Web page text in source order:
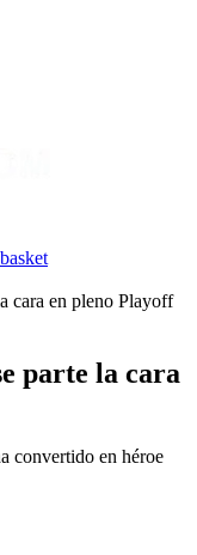
cara en pleno Playoff
parte la cara
convertido en héroe